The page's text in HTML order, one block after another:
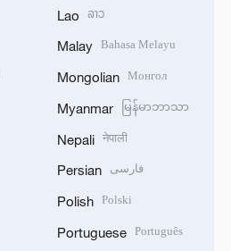
Lao ລາວ
Malay Bahasa Melayu
Mongolian Монгол
Myanmar မြန်မာဘာသာ
Nepali नेपाली
Persian فارسی
Polish Polski
Portuguese Português